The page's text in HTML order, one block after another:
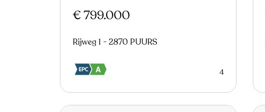
€ 799.000
Rijweg 1 - 2870 PUURS
4